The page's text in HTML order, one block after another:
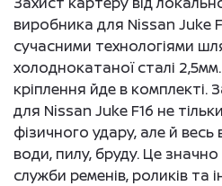
виробника для Nissan Juke
сучасними технологіями
холоднокатаної сталі
кріплення йде в комплекті.
для Nissan Juke F16 не
фізичного удару, але й весь
води, пилу, бруду. Це
служби ременів, роликів та